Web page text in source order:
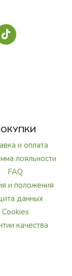
и оплата
лояльности
FAQ
и положения
данных
Cookies
качества